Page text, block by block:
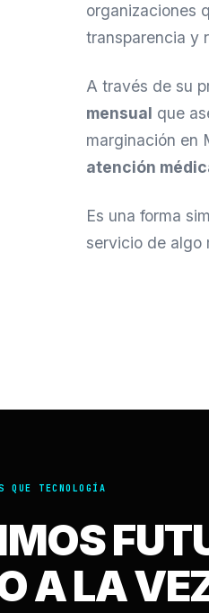
organizaciones
transparencia y
A través de su
mensual que
marginación en
atención
Es una forma
servicio de algo
QUE TECNOLOGÍA
A LA